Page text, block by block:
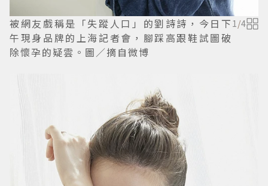
被網友戲稱是「失蹤人口」的劉詩詩，今日下
午現身品牌的上海記者會，腳踩高跟鞋試圖破
除懷孕的疑雲。圖／摘自微博
1/4